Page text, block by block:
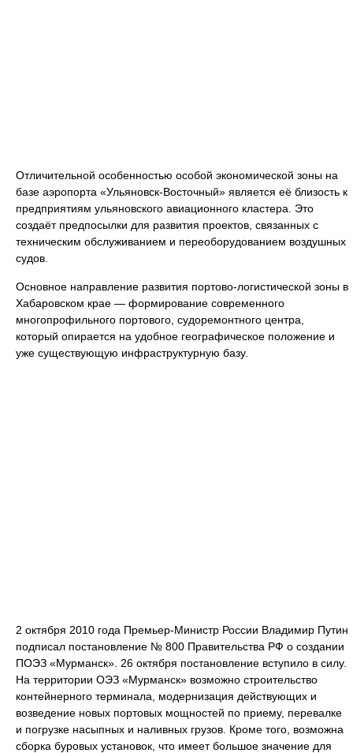
Отличительной особенностью особой экономической зоны на
базе аэропорта «Ульяновск-Восточный» является её близость к
предприятиям ульяновского авиационного кластера. Это
создаёт предпосылки для развития проектов, связанных с
техническим обслуживанием и переоборудованием воздушных
судов.
Основное направление развития портово-логистической зоны в
Хабаровском крае — формирование современного
многопрофильного портового, судоремонтного центра,
который опирается на удобное географическое положение и
уже существующую инфраструктурную базу.
2 октября 2010 года Премьер-Министр России Владимир Путин
подписал постановление № 800 Правительства РФ о создании
ПОЭЗ «Мурманск». 26 октября постановление вступило в силу.
На территории ОЭЗ «Мурманск» возможно строительство
контейнерного терминала, модернизация действующих и
возведение новых портовых мощностей по приему, перевалке
и погрузке насыпных и наливных грузов. Кроме того, возможна
сборка буровых установок, что имеет большое значение для